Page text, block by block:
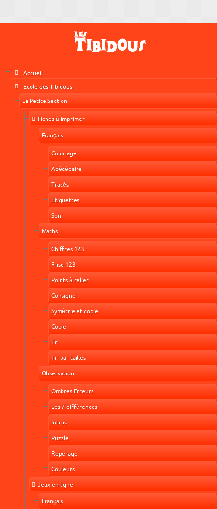
Accueil
Ecole des Tibidous
La Petite Section
Fiches à imprimer
Français
Coloriage
Abécédaire
Tracés
Etiquettes
Son
Maths
Chiffres 123
Frise 123
Points à relier
Consigne
Symétrie et copie
Copie
Tri
Tri par tailles
Observation
Ombres Erreurs
Les 7 différences
Intrus
Puzzle
Reperage
Couleurs
Jeux en ligne
Français